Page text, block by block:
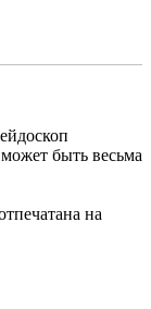
быть весьма
на